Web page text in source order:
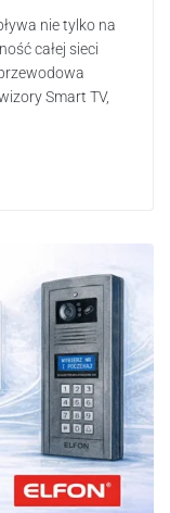
nie tylko na
całej sieci
Smart TV,